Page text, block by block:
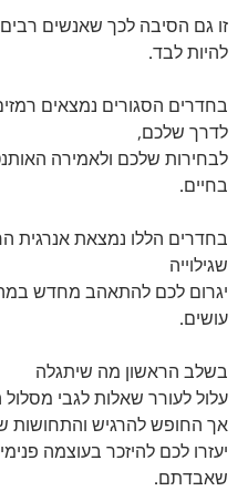
זו גם הסיבה לכך שאנשים
להיות לבד.
בחדרים הסגורים נמצאים
לדרך שלכם,
לבחירות שלכם ולאמירה
בחיים.
בחדרים הללו נמצאת אנרגית
שגילוייה
יגרום לכם להתאהב מחדש
עושים.
בשלב הראשון מה שיתגלה
עלול לעורר שאלות לגבי מסלול
אך החופש להרגיש והתחושות
יעזרו לכם להיזכר בעוצמה
שאבדתם.